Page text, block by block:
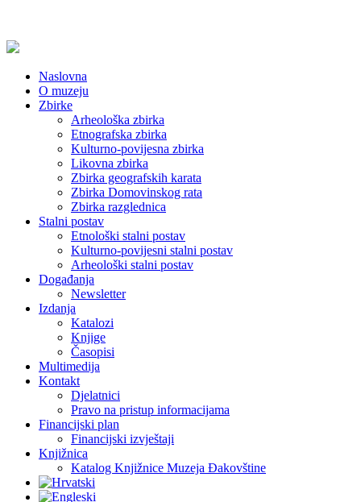
Naslovna
O muzeju
Zbirke
Arheološka zbirka
Etnografska zbirka
Kulturno-povijesna zbirka
Likovna zbirka
Zbirka geografskih karata
Zbirka Domovinskog rata
Zbirka razglednica
Stalni postav
Etnološki stalni postav
Kulturno-povijesni stalni postav
Arheološki stalni postav
Događanja
Newsletter
Izdanja
Katalozi
Knjige
Časopisi
Multimedija
Kontakt
Djelatnici
Pravo na pristup informacijama
Financijski plan
Financijski izvještaji
Knjižnica
Katalog Knjižnice Muzeja Đakovštine